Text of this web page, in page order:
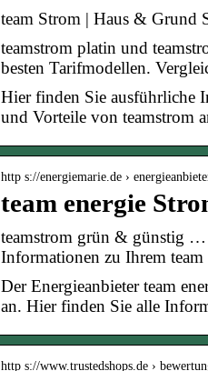
team Strom | Haus & Grund
teamstrom platin und
besten Tarifmodellen.
Hier finden Sie ausführliche
und Vorteile von teamstrom
http s://energiemarie.de ›
team energie
teamstrom grün & günstig
Informationen zu Ihrem
Der Energieanbieter team
an. Hier finden Sie alle
http s://www.trustedshops.de ›